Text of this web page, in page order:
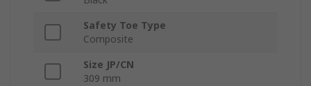
Safety Toe Type
Composite
Size JP/CN
309 mm